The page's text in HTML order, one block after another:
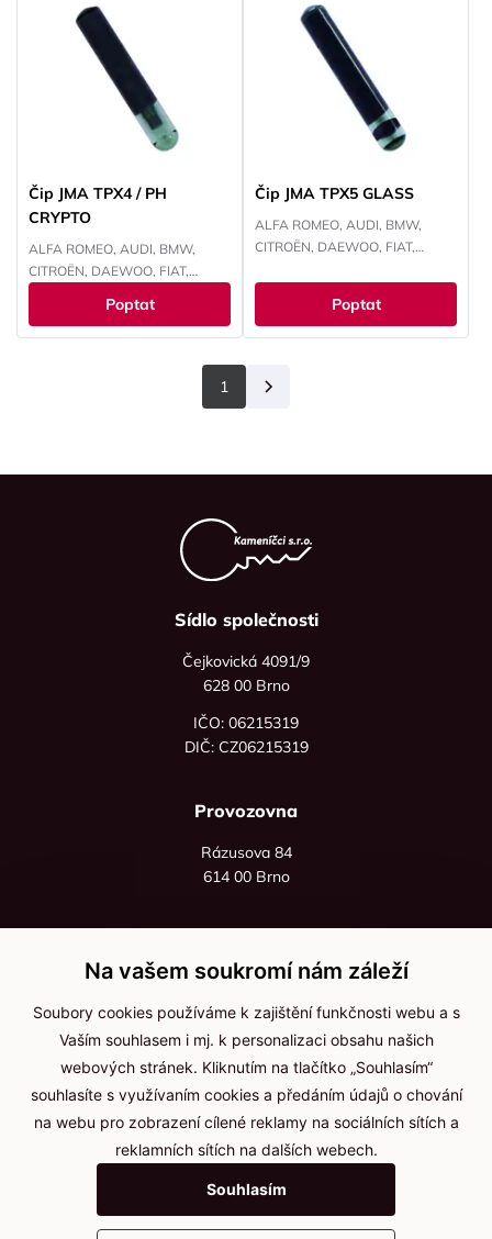
YAMAHA
Čip JMA TPX4 / PH
CRYPTO
ALFA ROMEO, AUDI, BMW,
CITROËN, DAEWOO, FIAT,
CHEVROLET, CHRYSLER, ISUZU,
IVECO, JEEP, KIA, LANCIA, LAND
Poptat
Čip JMA TPX5 GLASS
ALFA ROMEO, AUDI, BMW,
CITROËN, DAEWOO, FIAT,
CHEVROLET, CHRYSLER, ISUZU,
IVECO, JEEP, KAWASAKI, KIA,
LANCIA, LAND ROVER, LEXUS,
OPEL, PEUGEOT, RENAULT,
Poptat
1
Sídlo společnosti
Čejkovická 4091/9
628 00 Brno
IČO: 06215319
DIČ: CZ06215319
Provozovna
Rázusova 84
614 00 Brno
+420 736 535 066
Po - pá: 8:00 - 16:00
info@jma-kam.cz
Důležité informace
Ochrana osobních údajů
Cookies
Na vašem soukromí nám záleží
Soubory cookies používáme k zajištění funkčnosti webu a s
Vaším souhlasem i mj. k personalizaci obsahu našich
webových stránek. Kliknutím na tlačítko „Souhlasím“
souhlasíte s využívaním cookies a předáním údajů o chování
na webu pro zobrazení cílené reklamy na sociálních sítích a
reklamních sítích na dalších webech.
Souhlasím